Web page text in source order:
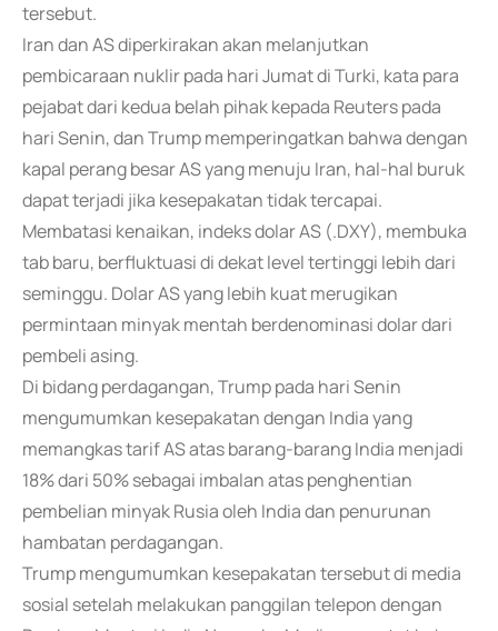
tersebut.
Iran dan AS diperkirakan akan melanjutkan
pembicaraan nuklir pada hari Jumat di Turki, kata para
pejabat dari kedua belah pihak kepada Reuters pada
hari Senin, dan Trump memperingatkan bahwa dengan
kapal perang besar AS yang menuju Iran, hal-hal buruk
dapat terjadi jika kesepakatan tidak tercapai.
Membatasi kenaikan, indeks dolar AS (.DXY), membuka
tab baru, berfluktuasi di dekat level tertinggi lebih dari
seminggu. Dolar AS yang lebih kuat merugikan
permintaan minyak mentah berdenominasi dolar dari
pembeli asing.
Di bidang perdagangan, Trump pada hari Senin
mengumumkan kesepakatan dengan India yang
memangkas tarif AS atas barang-barang India menjadi
18% dari 50% sebagai imbalan atas penghentian
pembelian minyak Rusia oleh India dan penurunan
hambatan perdagangan.
Trump mengumumkan kesepakatan tersebut di media
sosial setelah melakukan panggilan telepon dengan